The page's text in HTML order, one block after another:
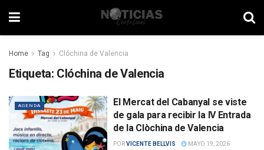
Home Tag Clóchina de Valencia
Etiqueta: Clóchina de Valencia
AGENDA
El Mercat del Cabanyal se viste
de gala para recibir la IV Entrada
de la Clòchina de Valencia
PORVICENTE BELLVIS MAYO 19, 2026